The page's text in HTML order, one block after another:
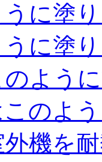
に塗
に塗
よう
のよ
機を